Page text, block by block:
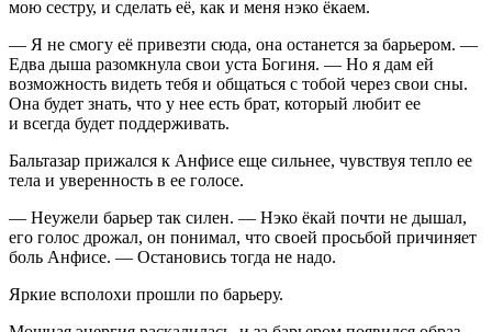
мою сестру, и сделать её, как и меня нэко ёкаем.
— Я не смогу её привезти сюда, она останется за барьером. —
Едва дыша разомкнула свои уста Богиня. — Но я дам ей
возможность видеть тебя и общаться с тобой через свои сны.
Она будет знать, что у нее есть брат, который любит ее
и всегда будет поддерживать.
Бальтазар прижался к Анфисе еще сильнее, чувствуя тепло ее
тела и уверенность в ее голосе.
— Неужели барьер так силен. — Нэко ёкай почти не дышал,
его голос дрожал, он понимал, что своей просьбой причиняет
боль Анфисе. — Остановись тогда не надо.
Яркие всполохи прошли по барьеру.